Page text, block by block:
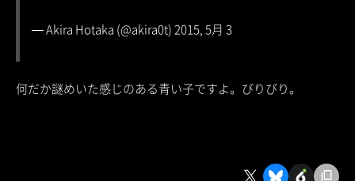
— Akira Hotaka (@akira0t) 2015, 5月 3
何だか謎めいた感じのある青い子ですよ。びりびり。